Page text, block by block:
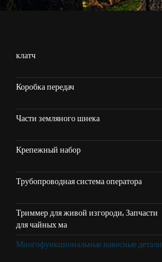
клатч
Коробка передач
Части земляного шнека
Крепежный набор
Трубопроводная система оператора
Триммер для живой изгороди, Запчасти
для чайных ма
Многофункциональные навесные детали